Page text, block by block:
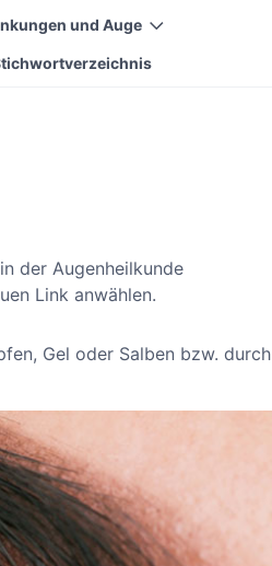
und Auge
der Augenheilkunde
Link anwählen.
Gel oder Salben bzw. durch